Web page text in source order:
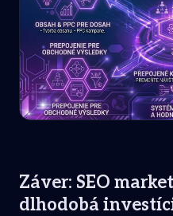
Záver: SEO
dlhodobá